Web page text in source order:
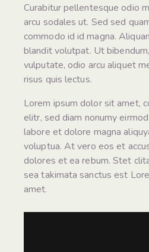
Curabitur pellentesque odio
arcu sodales ut. Sed sed
commodo id id magna.
blandit volutpat. Ut
vulputate, odio arcu aliquet
risus quis lectus.
Lorem ipsum dolor sit amet,
elitr, sed diam nonumy
labore et dolore magna
voluptua. At vero eos et
dolores et ea rebum. Stet
sea takimata sanctus est
amet.